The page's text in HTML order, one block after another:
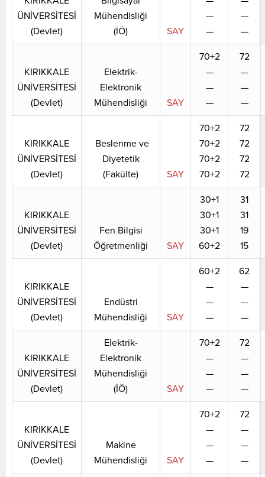
ÜNİVERSİTESİ
(Devlet)
Mühendisliği
(İÖ)
SAY
—
—
—
—
KIRIKKALE
ÜNİVERSİTESİ
(Devlet)
Elektrik-
Elektronik
Mühendisliği
SAY
70+2
—
—
—
72
—
—
—
KIRIKKALE
ÜNİVERSİTESİ
(Devlet)
Beslenme ve
Diyetetik
(Fakülte)
SAY
70+2
70+2
70+2
70+2
72
72
72
72
KIRIKKALE
ÜNİVERSİTESİ
(Devlet)
Fen Bilgisi
Öğretmenliği
SAY
30+1
30+1
30+1
60+2
31
31
19
15
KIRIKKALE
ÜNİVERSİTESİ
(Devlet)
Endüstri
Mühendisliği
SAY
60+2
—
—
—
62
—
—
—
KIRIKKALE
ÜNİVERSİTESİ
(Devlet)
Elektrik-
Elektronik
Mühendisliği
(İÖ)
SAY
70+2
—
—
—
72
—
—
—
KIRIKKALE
ÜNİVERSİTESİ
(Devlet)
Makine
Mühendisliği
SAY
70+2
—
—
—
72
—
—
—